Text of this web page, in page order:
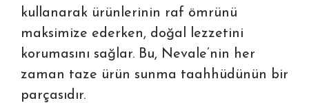
kullanarak ürünlerinin raf ömrünü
maksimize ederken, doğal lezzetini
korumasını sağlar. Bu, Nevale’nin her
zaman taze ürün sunma taahhüdünün bir
parçasıdır.